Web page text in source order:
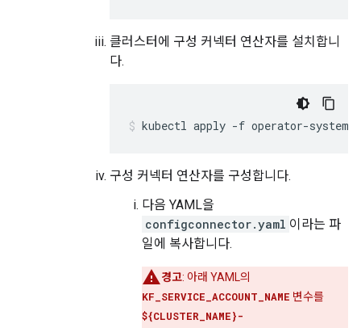
클러스터에 구성 커넥터 연산자를 설치합니
다.
kubectl apply -f operator-system/
구성 커넥터 연산자를 구성합니다.
다음 YAML을
configconnector.yaml 이라는 파
일에 복사합니다.
경고: 아래 YAML의
KF_SERVICE_ACCOUNT_NAME 변수를
${CLUSTER_NAME}-